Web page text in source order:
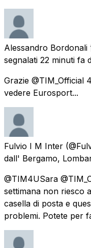
Alessandro Bordonali
segnalati 22 minuti fa
Grazie @TIM_Official
vedere Eurosport...
Fulvio I M Inter
dall' Bergamo,
@TIM4USara
settimana non riesco
casella di posta e
problemi. Potete per